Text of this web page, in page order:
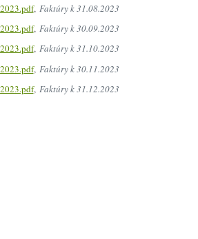
, Faktúry k 31.08.2023
, Faktúry k 30.09.2023
, Faktúry k 31.10.2023
, Faktúry k 30.11.2023
, Faktúry k 31.12.2023